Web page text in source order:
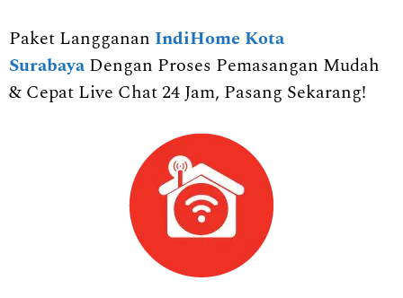
Paket Langganan IndiHome Kota
Surabaya Dengan Proses Pemasangan Mudah
& Cepat Live Chat 24 Jam, Pasang Sekarang!